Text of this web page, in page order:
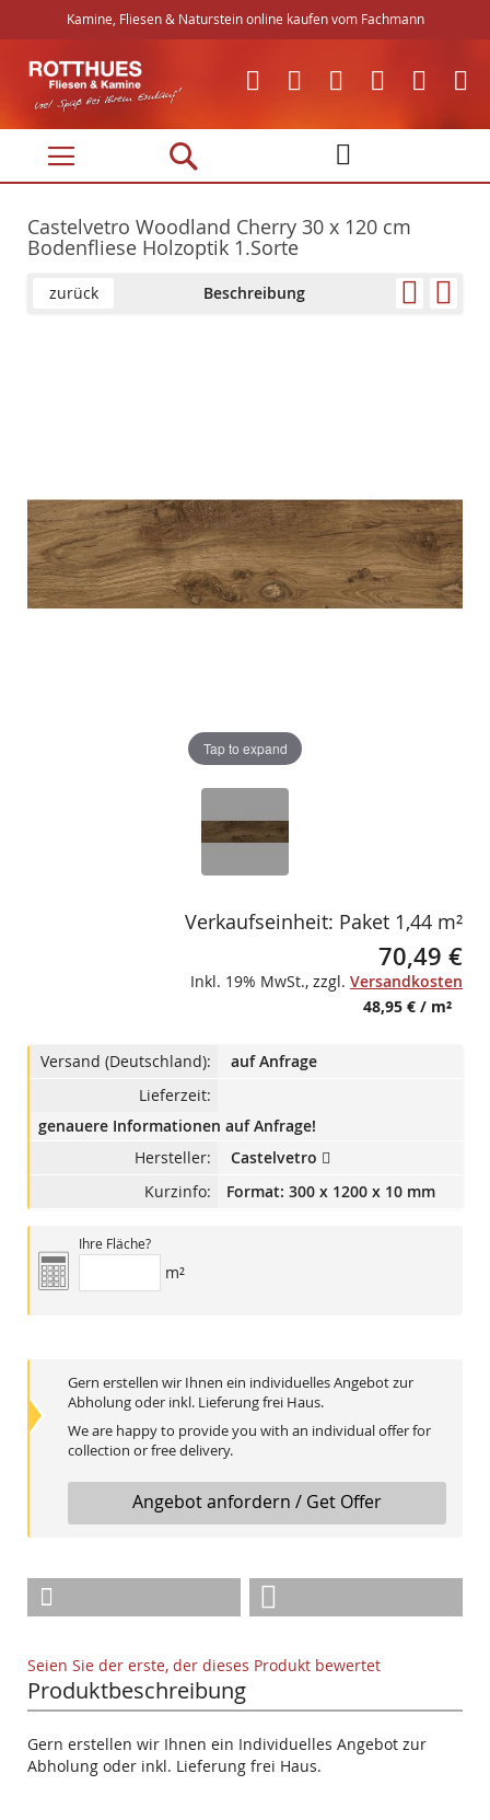
Kamine, Fliesen & Naturstein online kaufen vom Fachmann
Direkt
zum
Inhalt
Castelvetro Woodland Cherry 30 x 120 cm
Bodenfliese Holzoptik 1.Sorte
zurück Beschreibung
gallery
gallery
Tap to expand
Verkaufseinheit: Paket 1,44 m²
70,49 €
Inkl. 19% MwSt., zzgl. Versandkosten
48,95 € / m²
Versand (Deutschland):
auf Anfrage
Lieferzeit:
genauere Informationen auf Anfrage!
Hersteller:
Castelvetro
Kurzinfo:
Format: 300 x 1200 x 10 mm
Ihre Fläche?
m²
Gern erstellen wir Ihnen ein individuelles Angebot zur
Abholung oder inkl. Lieferung frei Haus.
We are happy to provide you with an individual offer for
collection or free delivery.
Angebot anfordern / Get Offer
Seien Sie der erste, der dieses Produkt bewertet
Produktbeschreibung
Gern erstellen wir Ihnen ein Individuelles Angebot zur
Abholung oder inkl. Lieferung frei Haus.